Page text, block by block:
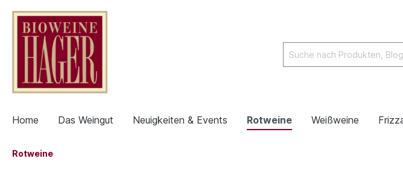
Home Das Weingut Neuigkeiten & Events Rotweine Weißweine
Rotweine